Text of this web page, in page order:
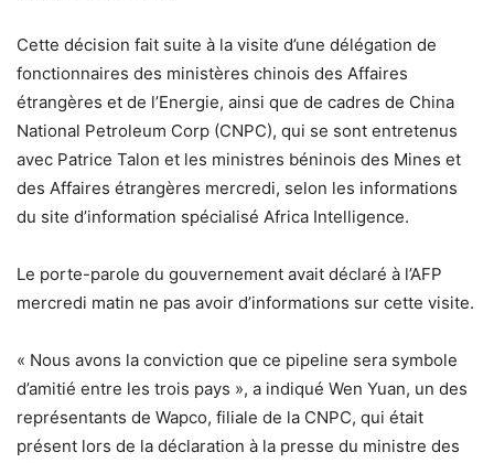
Cette décision fait suite à la visite d’une délégation de
fonctionnaires des ministères chinois des Affaires
étrangères et de l’Energie, ainsi que de cadres de China
National Petroleum Corp (CNPC), qui se sont entretenus
avec Patrice Talon et les ministres béninois des Mines et
des Affaires étrangères mercredi, selon les informations
du site d’information spécialisé Africa Intelligence.
Le porte-parole du gouvernement avait déclaré à l’AFP
mercredi matin ne pas avoir d’informations sur cette visite.
« Nous avons la conviction que ce pipeline sera symbole
d’amitié entre les trois pays », a indiqué Wen Yuan, un des
représentants de Wapco, filiale de la CNPC, qui était
présent lors de la déclaration à la presse du ministre des